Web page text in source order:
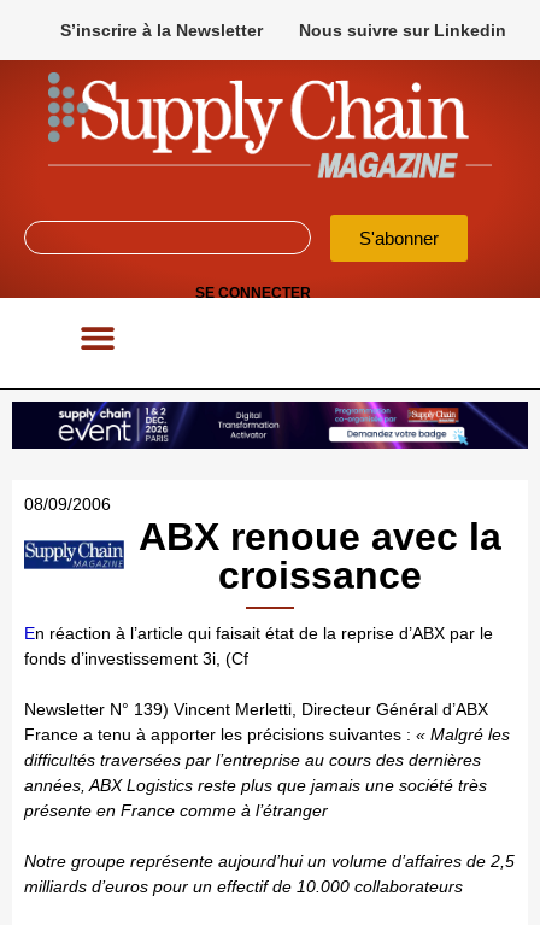
S’inscrire à la Newsletter Nous suivre sur Linkedin
S'abonner
SE CONNECTER
ABX renoue avec la
croissance
En réaction à l’article qui faisait état de la reprise d’ABX par le
fonds d’investissement 3i, (Cf
Newsletter N° 139) Vincent Merletti, Directeur Général d’ABX
France a tenu à apporter les précisions suivantes : « Malgré les
difficultés traversées par l’entreprise au cours des dernières
années, ABX Logistics reste plus que jamais une société très
présente en France comme à l’étranger
Notre groupe représente aujourd’hui un volume d’affaires de 2,5
milliards d’euros pour un effectif de 10.000 collaborateurs
08/09/2006